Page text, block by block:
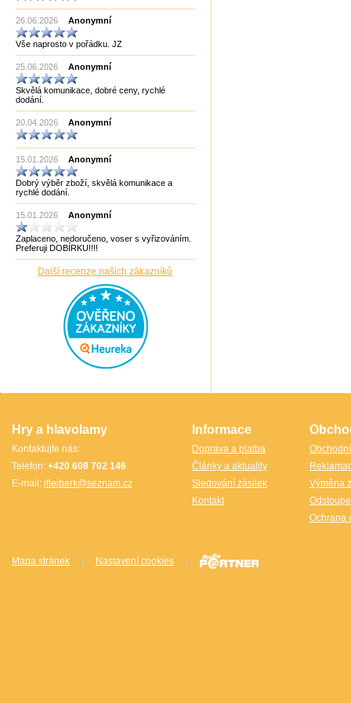
Made in India CHOPRA
Made in Taiwan
Manopoulos
MF3
mf8
MoYu
Německo
Německo Bartl
Německo HCM
New Pelikan
Old Pelikan
Out of the blue
Philos
Piatnik
Puzzle Master Kanada
QiYi
RADEMIC
Recent Toys
Robetoy
Robetoy,Bartl
Rubiks
Rumunsko
ShengShou)
Sonic Games
Speedstack USA
26.06.2026 Anonymní
Vše naprosto v pořádku. JZ
25.06.2026 Anonymní
Skvělá komunikace, dobré ceny, rychlé
dodání.
20.04.2026 Anonymní
15.01.2026 Anonymní
Dobrý výběr zboží, skvělá komunikace a
rychlé dodání.
15.01.2026 Anonymní
Zaplaceno, nedoručeno, voser s vyřizováním.
Preferuji DOBÍRKU!!!!
Další recenze našich zákazníků
Hry a hlavolamy
Kontaktujte nás:
Telefon: +420 608 702 146
E-mail: jflejberk@seznam.cz
Informace
Doprava a platba
Články a aktuality
Sledování zásilek
Kontakt
Výměna
Ochrana
Mapa stránek Nastavení cookies